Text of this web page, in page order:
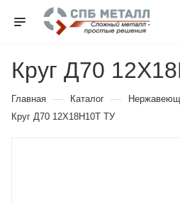
Круг Д70
Главная — Каталог —
Круг Д70 12Х18Н10Т ТУ